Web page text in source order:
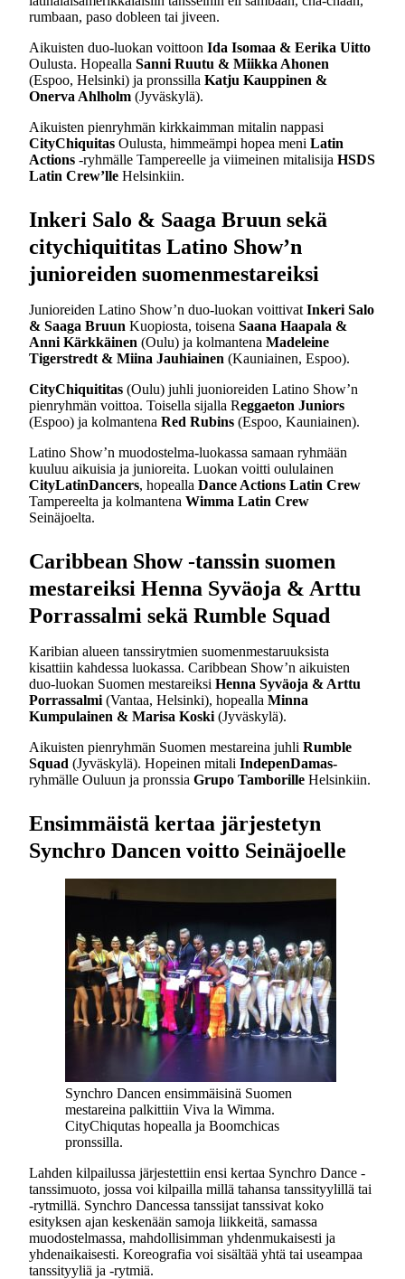
rumbaan, paso dobleen tai jiveen.
Aikuisten duo-luokan voittoon Ida Isomaa & Eerika Uitto
Oulusta. Hopealla Sanni Ruutu & Miikka Ahonen
(Espoo, Helsinki) ja pronssilla Katju Kauppinen &
Onerva Ahlholm (Jyväskylä).
Aikuisten pienryhmän kirkkaimman mitalin nappasi
CityChiquitas Oulusta, himmeämpi hopea meni Latin
Actions -ryhmälle Tampereelle ja viimeinen mitalisija HSDS
Latin Crew’lle Helsinkiin.
Inkeri Salo & Saaga Bruun sekä
citychiquititas Latino Show’n
junioreiden suomenmestareiksi
Junioreiden Latino Show’n duo-luokan voittivat Inkeri Salo
& Saaga Bruun Kuopiosta, toisena Saana Haapala &
Anni Kärkkäinen (Oulu) ja kolmantena Madeleine
Tigerstredt & Miina Jauhiainen (Kauniainen, Espoo).
CityChiquititas (Oulu) juhli juonioreiden Latino Show’n
pienryhmän voittoa. Toisella sijalla Reggaeton Juniors
(Espoo) ja kolmantena Red Rubins (Espoo, Kauniainen).
Latino Show’n muodostelma-luokassa samaan ryhmään
kuuluu aikuisia ja junioreita. Luokan voitti oululainen
CityLatinDancers, hopealla Dance Actions Latin Crew
Tampereelta ja kolmantena Wimma Latin Crew
Seinäjoelta.
Caribbean Show -tanssin suomen
mestareiksi Henna Syväoja & Arttu
Porrassalmi sekä Rumble Squad
Karibian alueen tanssirytmien suomenmestaruuksista
kisattiin kahdessa luokassa. Caribbean Show’n aikuisten
duo-luokan Suomen mestareiksi Henna Syväoja & Arttu
Porrassalmi (Vantaa, Helsinki), hopealla Minna
Kumpulainen & Marisa Koski (Jyväskylä).
Aikuisten pienryhmän Suomen mestareina juhli Rumble
Squad (Jyväskylä). Hopeinen mitali IndepenDamas-
ryhmälle Ouluun ja pronssia Grupo Tamborille Helsinkiin.
Ensimmäistä kertaa järjestetyn
Synchro Dancen voitto Seinäjoelle
Synchro Dancen ensimmäisinä Suomen
mestareina palkittiin Viva la Wimma.
CityChiqutas hopealla ja Boomchicas
pronssilla.
Lahden kilpailussa järjestettiin ensi kertaa Synchro Dance -
tanssimuoto, jossa voi kilpailla millä tahansa tanssityylillä tai
-rytmillä. Synchro Dancessa tanssijat tanssivat koko
esityksen ajan keskenään samoja liikkeitä, samassa
muodostelmassa, mahdollisimman yhdenmukaisesti ja
yhdenaikaisesti. Koreografia voi sisältää yhtä tai useampaa
tanssityyliä ja -rytmiä.